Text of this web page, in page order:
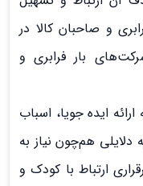
و صاحبان کالا در
بار فرابری و
ایده جویا، اسباب
دلایلی هم‌چون نیاز به
ارتباط با کودک و